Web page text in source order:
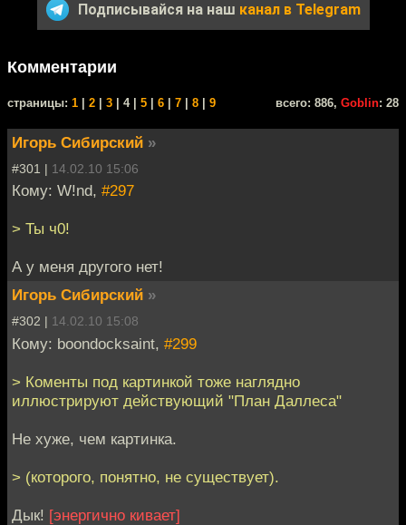
Подписывайся на наш канал в Telegram
Комментарии
cтраницы: 1 2 3 | 4 | 5 6 7 8 9 всего: 886, Goblin: 28
Игорь Сибирский »
#301 | 14.02.10 15:06
Кому: W!nd, #297
> Ты ч0!
А у меня другого нет!
Игорь Сибирский »
#302 | 14.02.10 15:08
Кому: boondocksaint, #299
> Коменты под картинкой тоже наглядно
иллюстрируют действующий "План Даллеса"
Не хуже, чем картинка.
> (которого, понятно, не существует).
Дык! [энергично кивает]